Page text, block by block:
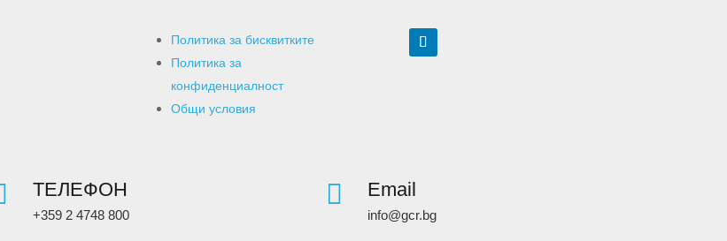
Политика за бисквитките
Политика за
конфиденциалност
Общи условия
ТЕЛЕФОН
+359 2 4748 800
 Email
info@gcr.bg